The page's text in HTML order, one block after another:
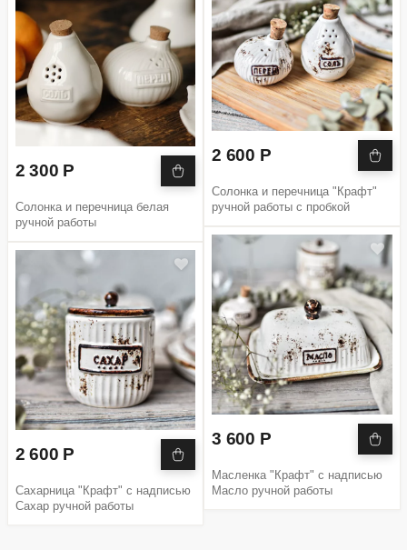
2 300 Р
Солонка и перечница белая
ручной работы
2 600 Р
Сахарница "Крафт" с надписью
Сахар ручной работы
2 600 Р
Солонка и перечница "Крафт"
ручной работы с пробкой
3 600 Р
Масленка "Крафт" с надписью
Масло ручной работы